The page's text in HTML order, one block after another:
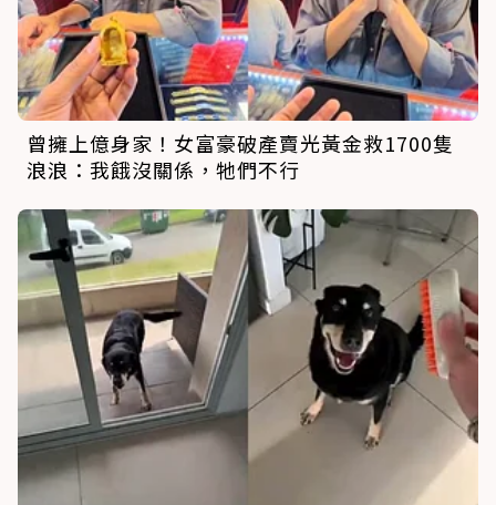
曾擁上億身家！女富豪破產賣光黃金救1700隻
浪浪：我餓沒關係，牠們不行